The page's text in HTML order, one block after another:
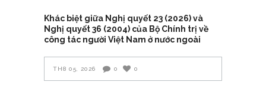
Khác biệt giữa Nghị quyết 23 (2026) và
Nghị quyết 36 (2004) của Bộ Chính trị về
công tác người Việt Nam ở nước ngoài
TH8 05, 2026 0 0